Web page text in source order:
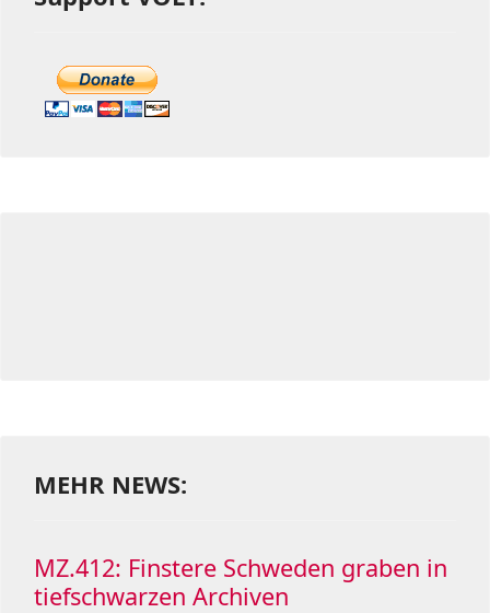
MEHR NEWS:
MZ.412: Finstere Schweden graben in
tiefschwarzen Archiven